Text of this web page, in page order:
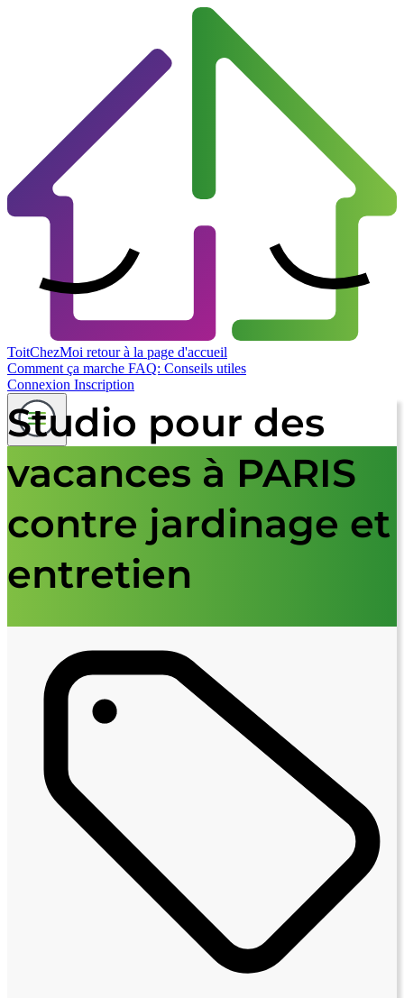
ToitChezMoi retour à la page d'accueil
Comment ça marche FAQ: Conseils utiles
Connexion Inscription
Studio pour des
vacances à PARIS
contre jardinage et
entretien